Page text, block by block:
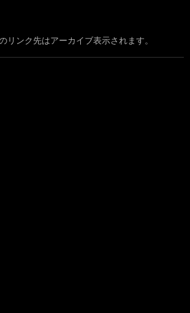
リンク先はアーカイブ表示されます。